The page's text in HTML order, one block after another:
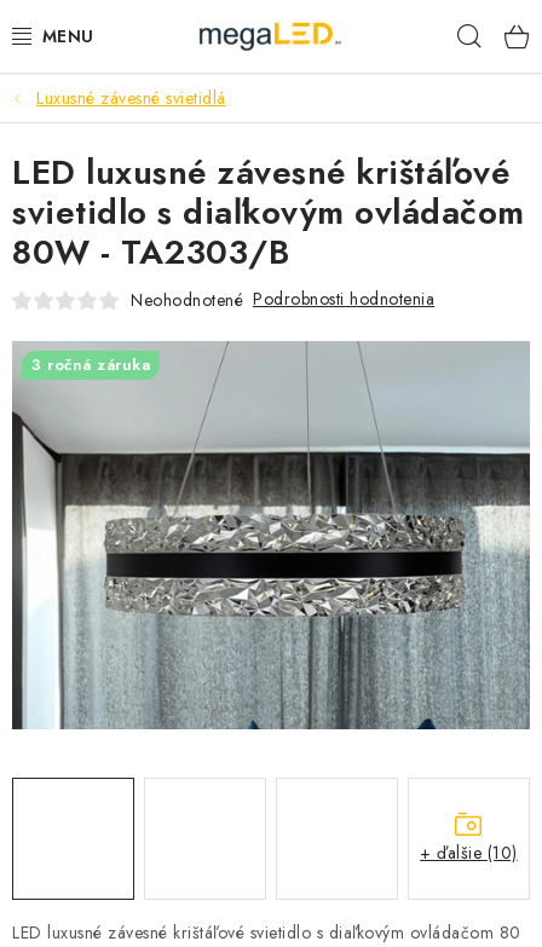
na
PRIEMYSEL
SVIETIDLÁ
ŽIAROVKY A TRUBICE
PRACOVNÉ SVIETIDLÁ
ELEKTROMATERIÁL
VENTILÁTORY
SAMSUNG SVIETIDLÁ
SOLÁRNE SYSTÉMY
SEZÓNNE VÝPREDAJE POĽNOPOTREBY
DOM A ZÁHRADA
OBCHODNÉ PODMIENKY
Reklamácie a formulár na odstúpenie od zmluvy
Luxusné závesné svietidlá
LED luxusné závesné krištáľové svietidlo s diaľkovým ovládačom 80
LED luxusné závesné krištáľové
svietidlo s diaľkovým ovládačom
80W - TA2303/B
Neohodnotené Podrobnosti hodnotenia
3 ročná záruka
+ ďalšie (10)